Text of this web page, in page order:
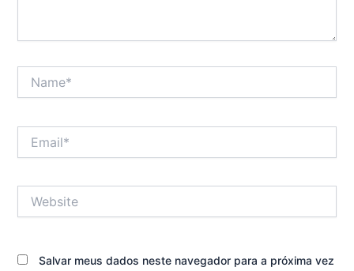
Salvar meus dados neste navegador para a próxima vez